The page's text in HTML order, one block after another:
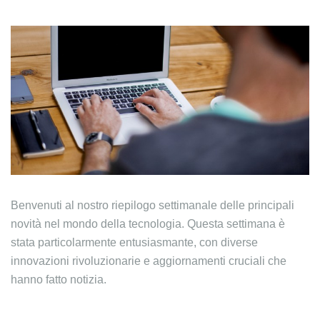
Benvenuti al nostro riepilogo settimanale delle principali
novità nel mondo della tecnologia. Questa settimana è
stata particolarmente entusiasmante, con diverse
innovazioni rivoluzionarie e aggiornamenti cruciali che
hanno fatto notizia.